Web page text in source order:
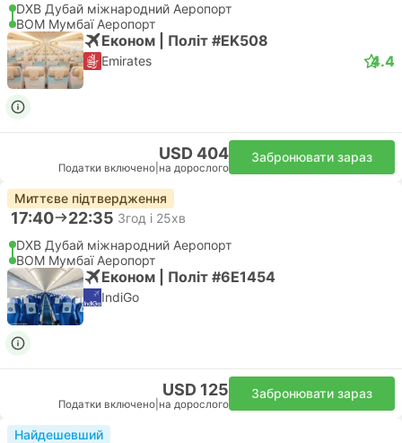
DXB Дубай міжнародний Аеропорт
BOM Мумбаї Аеропорт
Економ | Політ #EK508
Emirates 4.4
USD 404
Податки включено на дорослого
Забронювати зараз
Миттєве підтвердження
17:40 22:35 3год і 25хв
DXB Дубай міжнародний Аеропорт
BOM Мумбаї Аеропорт
Економ | Політ #6E1454
IndiGo
USD 125
Податки включено на дорослого
Забронювати зараз
Найдешевший